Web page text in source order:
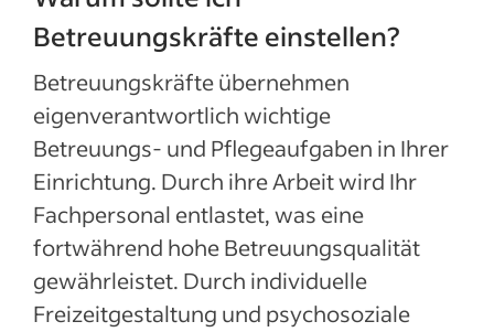
Betreuungskräfte einstellen?
Betreuungskräfte übernehmen
eigenverantwortlich wichtige
Betreuungs- und Pflegeaufgaben in Ihrer
Einrichtung. Durch ihre Arbeit wird Ihr
Fachpersonal entlastet, was eine
fortwährend hohe Betreuungsqualität
gewährleistet. Durch individuelle
Freizeitgestaltung und psychosoziale